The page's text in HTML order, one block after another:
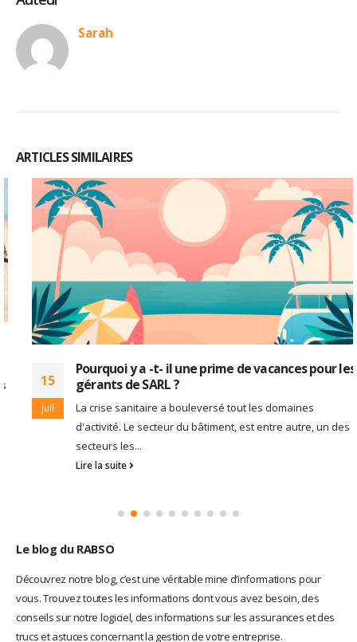
Sarah
ARTICLES SIMILAIRES
Pourquoi y a -t- il une prime de vacances pour les
gérants de SARL ?
La crise sanitaire a bouleversé tout les domaines
d'activité. Le secteur du bâtiment, est entre autre, un des
secteurs les...
Lire la suite
Le blog du RABSO
Découvrez notre blog, c’est une véritable mine d’informations pour
vous. Trouvez toutes les informations dont vous avez besoin, des
conseils sur notre logiciel, des informations sur les assuranceset des
trucs et astuces concernant la gestion de votre entreprise.